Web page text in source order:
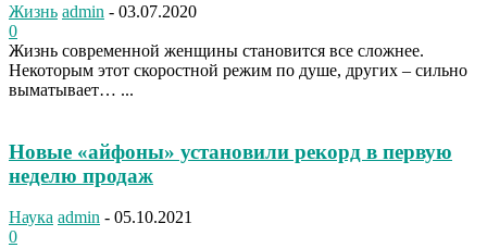
Жизнь admin - 03.07.2020
0
Жизнь современной женщины становится все сложнее.
Некоторым этот скоростной режим по душе, других – сильно
выматывает… ...
Новые «айфоны» установили рекорд в первую
неделю продаж
Наука admin - 05.10.2021
0